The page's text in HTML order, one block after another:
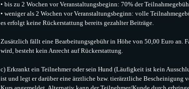
• bis zu 2 Wochen vor Veranstaltungsbeginn: 70% der
• weniger als 2 Wochen vor Veranstaltungsbeginn: volle
es erfolgt keine Rückerstattung bereits gezahlter Beiträge.
Zusätzlich fällt eine Bearbeitungsgebühr in Höhe von 50,00 Euro an.
wird, besteht kein Anrecht auf Rückerstattung.
c) Erkrankt ein Teilnehmer oder sein Hund (Läufigkeit ist kein
ist und legt er darüber eine ärztliche bzw. tierärztliche Bescheinigung